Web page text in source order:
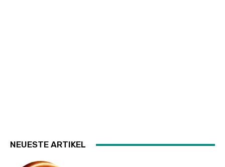
NEUESTE ARTIKEL